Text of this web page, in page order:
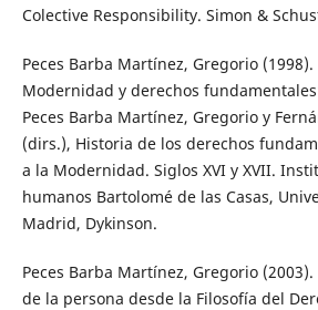
Colective Responsibility. Simon &
Peces Barba Martínez, Gregorio
Modernidad y derechos
Peces Barba Martínez, Gregorio y
(dirs.), Historia de los derechos
a la Modernidad. Siglos XVI y XVII.
humanos Bartolomé de las Casas,
Madrid, Dykinson.
Peces Barba Martínez, Gregorio
de la persona desde la Filosofía del